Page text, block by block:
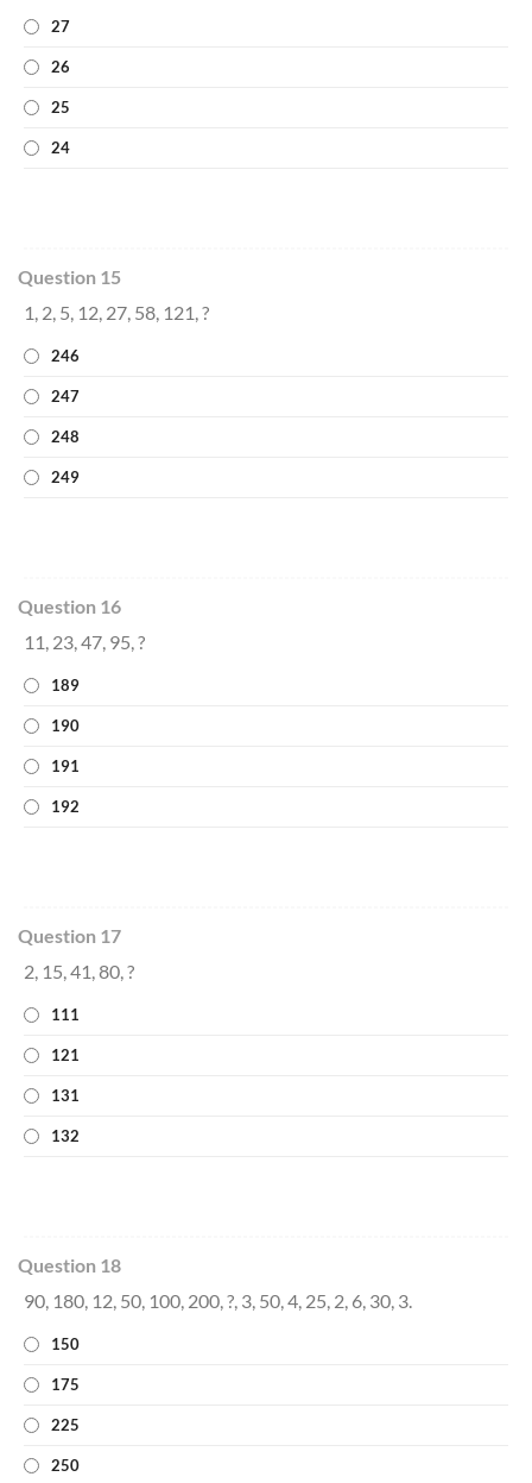
27
26
25
24
Question 15
1, 2, 5, 12, 27, 58, 121, ?
246
247
248
249
Question 16
11, 23, 47, 95, ?
189
190
191
192
Question 17
2, 15, 41, 80, ?
111
121
131
132
Question 18
90, 180, 12, 50, 100, 200, ?, 3, 50, 4, 25, 2, 6, 30, 3.
150
175
225
250